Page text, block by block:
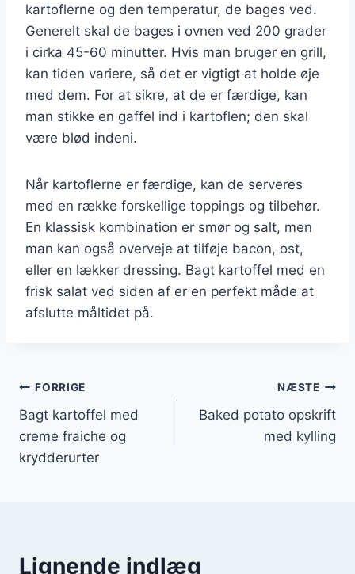
kartoflerne og den temperatur, de bages ved.
Generelt skal de bages i ovnen ved 200 grader
i cirka 45-60 minutter. Hvis man bruger en grill,
kan tiden variere, så det er vigtigt at holde øje
med dem. For at sikre, at de er færdige, kan
man stikke en gaffel ind i kartoflen; den skal
være blød indeni.
Når kartoflerne er færdige, kan de serveres
med en række forskellige toppings og tilbehør.
En klassisk kombination er smør og salt, men
man kan også overveje at tilføje bacon, ost,
eller en lækker dressing. Bagt kartoffel med en
frisk salat ved siden af er en perfekt måde at
afslutte måltidet på.
Indlægsnavigation
FORRIGE
Bagt kartoffel med
creme fraiche og
krydderurter
NÆSTE
Baked potato opskrift
med kylling
Lignende indlæg